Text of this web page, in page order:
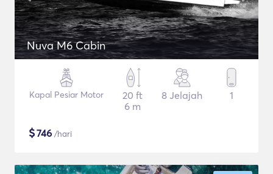
Nuva M6 Cabin
Kapal Pesiar Motor
20 ft
6 m
8 Jelajah 1
$746 /hari